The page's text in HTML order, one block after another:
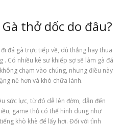
thở dốc do đâu?
đá gà trực tiếp về, dù thắng hay thua
. Có nhiều kê sư khiếp sợ sẽ làm gà đá
không chạm vào chúng, nhưng điều này
nề hơn và khó chữa lành.
sức lực, từ đó dễ lên đờm, dẫn đến
game thủ có thể hình dung như
tiếng khò khè để lấy hơi. Đối với tình